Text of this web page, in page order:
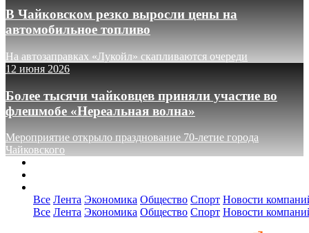
В Чайковском резко выросли цены на
автомобильное топливо
На автозаправках «Лукойл» скапливаются очереди
12 июня 2026
Более тысячи чайковцев приняли участие во
флешмобе «Нереальная волна»
Мероприятие открыло празднование 70-летие города
Чайковского
Все Лента Экономика Общество Спорт Новости
Все Лента Экономика Общество Спорт Новости